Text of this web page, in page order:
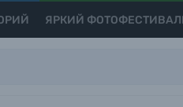
ЯРКИЙ